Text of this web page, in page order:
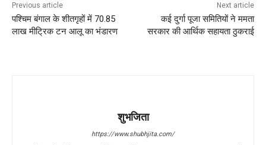
Previous article
पश्चिम बंगाल के शीतगृहों में 70.85
लाख मीट्रिक टन आलू का भंडारण
Next article
कई दुर्गा पूजा समितियों ने ममता
सरकार की आर्थिक सहायता ठुकराई
शुभजिता
https://www.shubhjita.com/